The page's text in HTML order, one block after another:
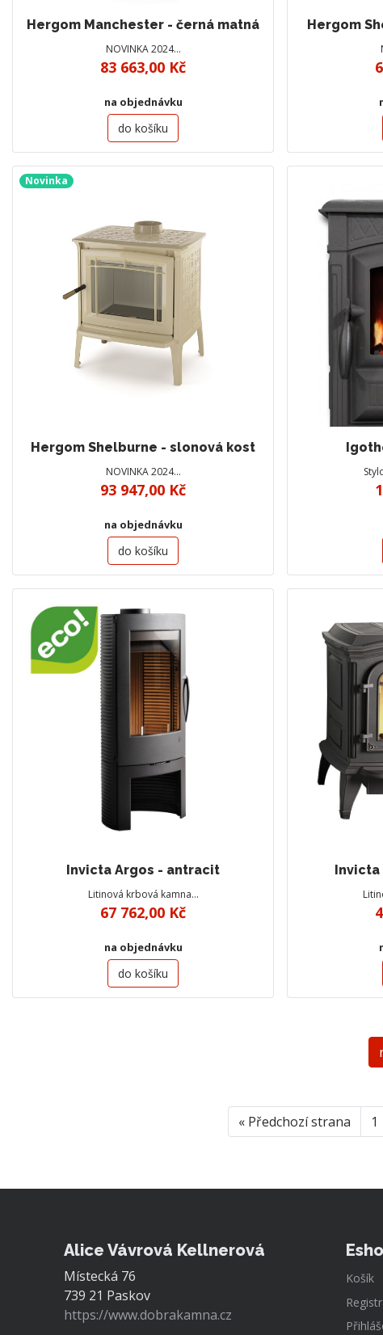
Hergom Manchester - černá matná
NOVINKA 2024…
83 663,00 Kč
na objednávku
do košíku
Hergom
Novinka
Hergom Shelburne - slonová kost
NOVINKA 2024…
93 947,00 Kč
na objednávku
do košíku
Invicta Argos - antracit
Litinová krbová kamna…
67 762,00 Kč
na objednávku
do košíku
« Předchozí strana 1
Alice Vávrová Kellnerová
Místecká 76
739 21 Paskov
https://www.dobrakamna.cz
Košík